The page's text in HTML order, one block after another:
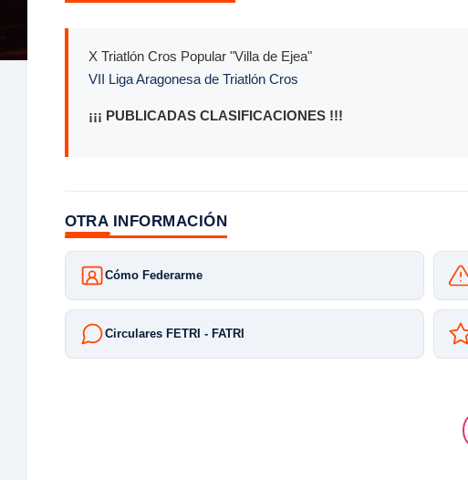
X Triatlón Cros Popular "Villa de Ejea"
VII Liga Aragonesa de Triatlón Cros
¡¡¡ PUBLICADAS CLASIFICACIONES !!!
OTRA INFORMACIÓN
Cómo Federarme
Circulares FETRI - FATRI